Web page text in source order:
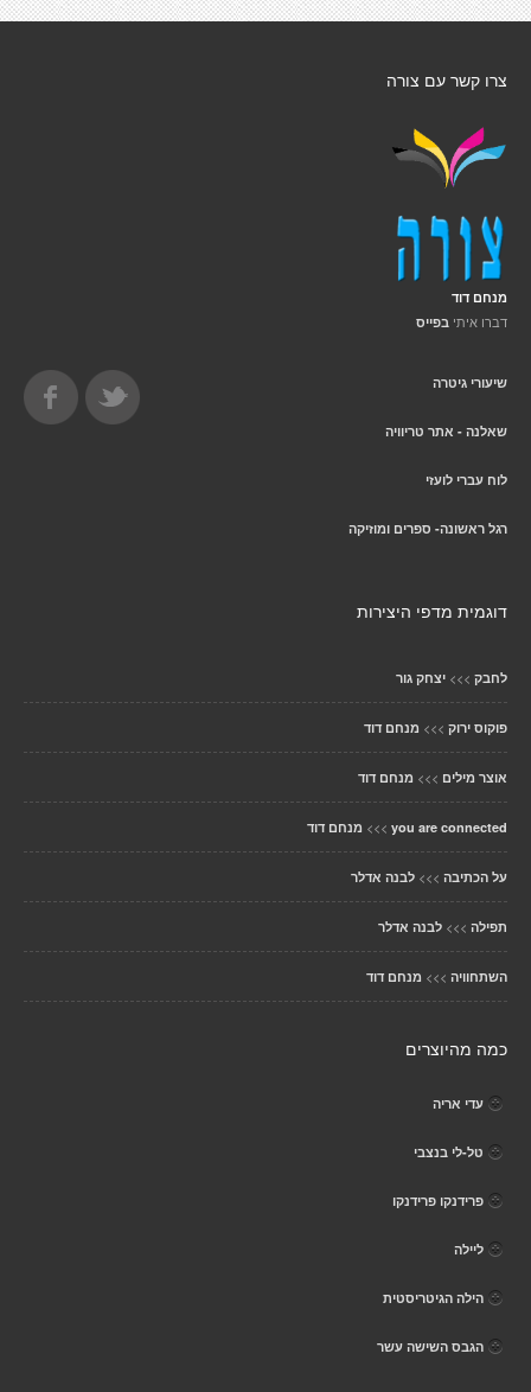
צרו קשר עם צורה
מנחם דוד
דברו איתי בפייס
שיעורי גיטרה
שאלנה - אתר טריוויה
לוח עברי לועזי
רגל ראשונה- ספרים ומוזיקה
דוגמית מדפי היצירות
לחבק >>> יצחק גור
פוקוס ירוק >>> מנחם דוד
אוצר מילים >>> מנחם דוד
you are connected
>>> מנחם דוד
על הכתיבה >>> לבנה אדלר
תפילה >>> לבנה אדלר
השתחוויה >>> מנחם דוד
כמה מהיוצרים
עדי אריה
טל-לי בנצבי
פרידנקו פרידנקו
ליילה
הילה הגיטריסטית
הגבס השישה עשר